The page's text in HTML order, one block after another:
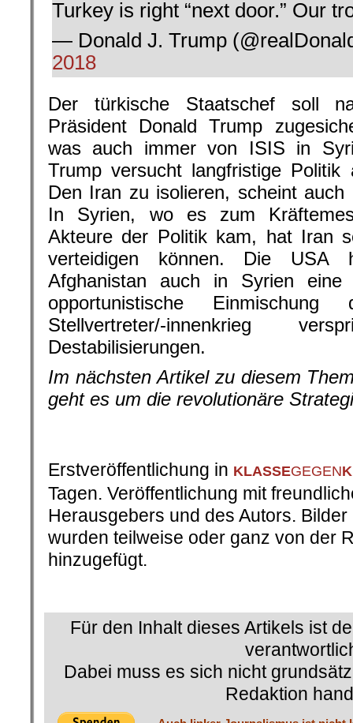
Turkey is right “next door.” Our
— Donald J. Trump
2018
Der türkische Staatschef soll
Präsident Donald Trump
was auch immer von ISIS in
Trump versucht langfristige Politik
Den Iran zu isolieren, scheint
In Syrien, wo es zum
Akteure der Politik kam, hat Iran
verteidigen können. Die USA
Afghanistan auch in Syrien eine
opportunistische
Stellvertreter/-innenkrieg
Destabilisierungen.
Im nächsten Artikel zu diesem
geht es um die revolutionäre
Erstveröffentlichung in KLASSEGEGEN
Tagen. Veröffentlichung mit
Herausgebers und des Autors.
wurden teilweise oder ganz von der
hinzugefügt.
Für den Inhalt dieses Artikels ist
Dabei muss es sich nicht
Redaktion